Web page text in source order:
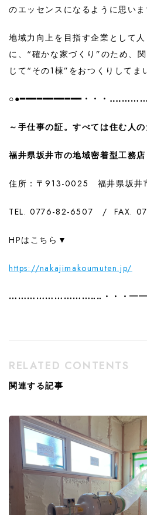
のエッセンスになるように思いま
地域力向上を目指す企業として
に、“確かな家づくり”のため、
じて“その1棟”をおつくりしてま
○●━━━━━━━━━━━・・・
～手仕事の証。すべては住む人
福井県坂井市の地域密着型工務店
住所：〒913-0025 福井県坂井
TEL. 0776-82-6507 / FAX.
HPはこちら▼
https://nakajimakoumuten.jp/
………………………‥‥・・・
RELATED CONTENTS
関連する記事